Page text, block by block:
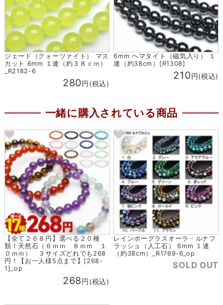
ジェード（クォーツァイト） マス
カット 6mm １連（約３８ｃｍ）
_R2182-6
280円(税込)
6mm ヘマタイト（磁気入り） １
連（約38cm）[R1308]
210円(税込)
一緒に購入されている商品
【全て２６８円】選べる２０種
類！天然石（６ｍｍ ８ｍｍ １
０ｍｍ） ３サイズどれでも268
円！【お一人様5点まで】[268-
1]_op
268円(税込)
レインボーグラスオーラ・ルナフ
ラッシュ（人工石） 6mm １連
（約38cm）_R1769-6_op
SOLD OUT